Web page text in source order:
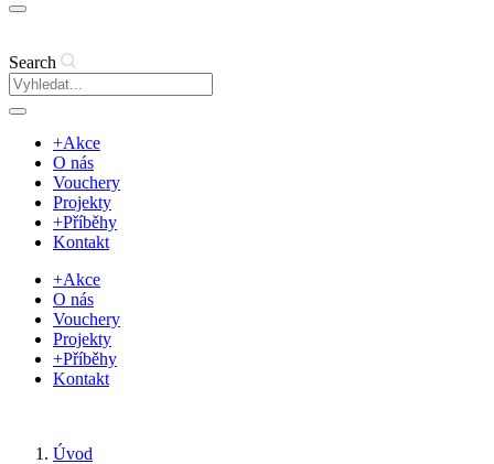
Search
+Akce
O nás
Vouchery
Projekty
+Příběhy
Kontakt
+Akce
O nás
Vouchery
Projekty
+Příběhy
Kontakt
Úvod